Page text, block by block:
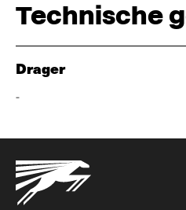
Technische
Drager
-